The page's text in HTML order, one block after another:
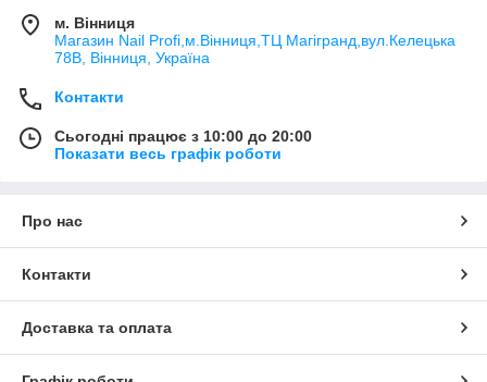
м. Вінниця
Магазин Nail Profi,м.Вінниця,ТЦ Магігранд,вул.Келецька
78В, Вінниця, Україна
Контакти
Сьогодні працює з 10:00 до 20:00
Показати весь графік роботи
Про нас
Контакти
Доставка та оплата